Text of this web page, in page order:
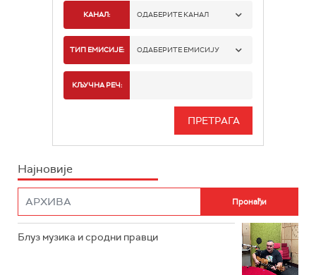
КАНАЛ: ОДАБЕРИТЕ КАНАЛ
РАДИО БЕОГРАД 1
РАДИО БЕОГРАД 3
РАДИО РОКЕНРОЛЕР
ТИП ЕМИСИЈЕ: ОДАБЕРИТЕ ЕМИСИЈУ
ИНФО
КЉУЧНА РЕЧ:
Најновије
Блуз музика и сродни правци